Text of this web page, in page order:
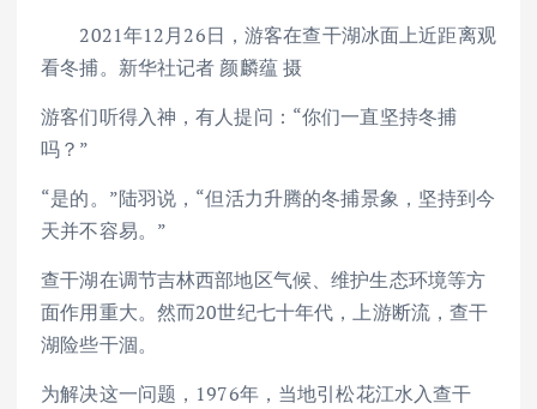
2021年12月26日，游客在查干湖冰面上近距离观
看冬捕。新华社记者 颜麟蕴 摄
游客们听得入神，有人提问：“你们一直坚持冬捕
吗？”
“是的。”陆羽说，“但活力升腾的冬捕景象，坚持到今
天并不容易。”
查干湖在调节吉林西部地区气候、维护生态环境等方
面作用重大。然而20世纪七十年代，上游断流，查干
湖险些干涸。
为解决这一问题，1976年，当地引松花江水入查干